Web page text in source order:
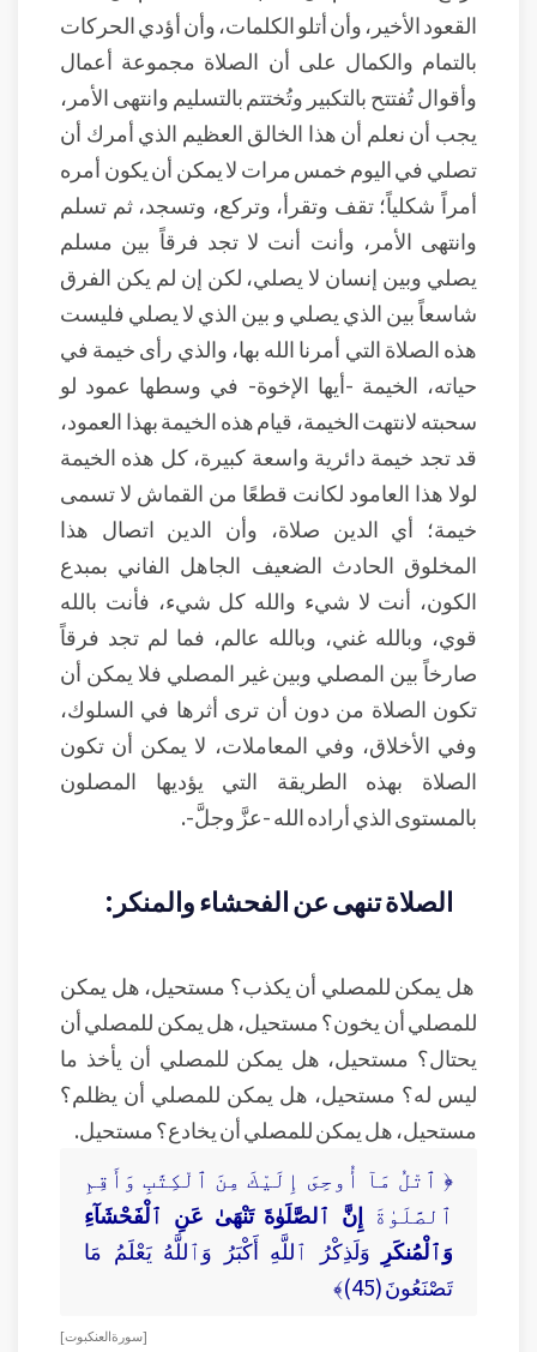
القعود الأخير، وأن أتلو الكلمات، وأن أؤدي الحركات
بالتمام والكمال على أن الصلاة مجموعة أعمال
وأقوال تُفتتح بالتكبير وتُختتم بالتسليم وانتهى الأمر،
يجب أن نعلم أن هذا الخالق العظيم الذي أمرك أن
تصلي في اليوم خمس مرات لا يمكن أن يكون أمره
أمراً شكلياً؛ تقف وتقرأ، وتركع، وتسجد، ثم تسلم
وانتهى الأمر، وأنت أنت لا تجد فرقاً بين مسلم
يصلي وبين إنسان لا يصلي، لكن إن لم يكن الفرق
شاسعاً بين الذي يصلي و بين الذي لا يصلي فليست
هذه الصلاة التي أمرنا الله بها، والذي رأى خيمة في
حياته، الخيمة -أيها الإخوة- في وسطها عمود لو
سحبته لانتهت الخيمة، قيام هذه الخيمة بهذا العمود،
قد تجد خيمة دائرية واسعة كبيرة، كل هذه الخيمة
لولا هذا العامود لكانت قطعًا من القماش لا تسمى
خيمة؛ أي الدين صلاة، وأن الدين اتصال هذا
المخلوق الحادث الضعيف الجاهل الفاني بمبدع
الكون، أنت لا شيء والله كل شيء، فأنت بالله
قوي، وبالله غني، وبالله عالم، فما لم تجد فرقاً
صارخاً بين المصلي وبين غير المصلي فلا يمكن أن
تكون الصلاة من دون أن ترى أثرها في السلوك،
وفي الأخلاق، وفي المعاملات، لا يمكن أن تكون
الصلاة بهذه الطريقة التي يؤديها المصلون
بالمستوى الذي أراده الله -عزَّ وجلَّ-.
الصلاة تنهى عن الفحشاء والمنكر:
هل يمكن للمصلي أن يكذب؟ مستحيل، هل يمكن
للمصلي أن يخون؟ مستحيل، هل يمكن للمصلي أن
يحتال؟ مستحيل، هل يمكن للمصلي أن يأخذ ما
ليس له؟ مستحيل، هل يمكن للمصلي أن يظلم؟
مستحيل، هل يمكن للمصلي أن يخادع؟ مستحيل.
﴿ ٱتْلُ مَآ أُوحِىَ إِلَيْكَ مِنَ ٱلْكِتَٰبِ وَأَقِمِ
ٱلصَّلَوٰةَ إِنَّ ٱلصَّلَوٰةَ تَنْهَىٰ عَنِ ٱلْفَحْشَآءِ
وَٱلْمُنكَرِ وَلَذِكْرُ ٱللَّهِ أَكْبَرُ وَٱللَّهُ يَعْلَمُ مَا
تَصْنَعُونَ (45)﴾
[ سورة العنكبوت ]